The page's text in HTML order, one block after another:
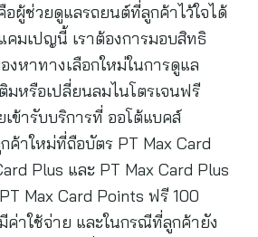
อผู้ช่วยดูแลรถยนต์ที่ลูกค้าไว้ใจได้
คมเปญนี้ เราต้องการมอบสิทธิ
หาทางเลือกใหม่ในการดูแล
มหรือเปลี่ยนลมไนโตรเจนฟรี
ข้ารับบริการที่ ออโต้แบคส์
ค้าใหม่ที่ถือบัตร PT Max Card
Plus และ PT Max Card Plus
Max Card Points ฟรี 100
าใช้จ่าย และในกรณีที่ลูกค้ายัง